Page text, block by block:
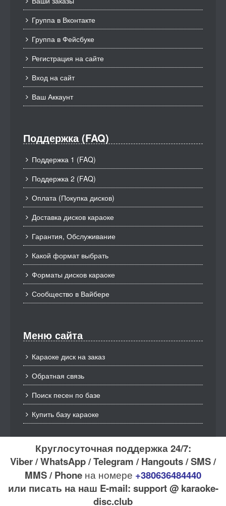
Группа в Вконтакте
Группа в Фейсбуке
Регистрация на сайте
Вход на сайт
Ваш Аккаунт
Поддержка (FAQ)
Поддержка 1 (FAQ)
Поддержка 2 (FAQ)
Оплата (Покупка дисков)
Доставка дисков караоке
Гарантия, Обслуживание
Какой формат выбрать
Форматы дисков караоке
Сообщество в Вайбере
Меню сайта
Караоке диск на заказ
Обратная связь
Поиск песен по базе
Купить базу караоке
Круглосуточная поддержка 24/7:
Viber / WhatsApp / Telegram / Hangouts / SMS /
MMS / Phone на номере +380636484440
или писать на наш E-mail: support @ karaoke-
disc.club